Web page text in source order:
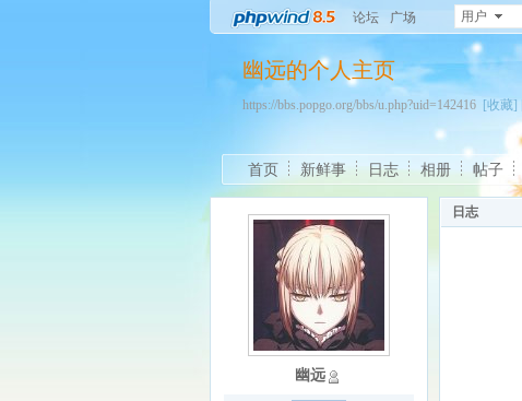
论坛 广场 用户
幽远的个人主页
https://bbs.popgo.org/bbs/u.php?uid=142416 [收藏]
首页 新鲜事 日志 相册 帖子
幽远
日志